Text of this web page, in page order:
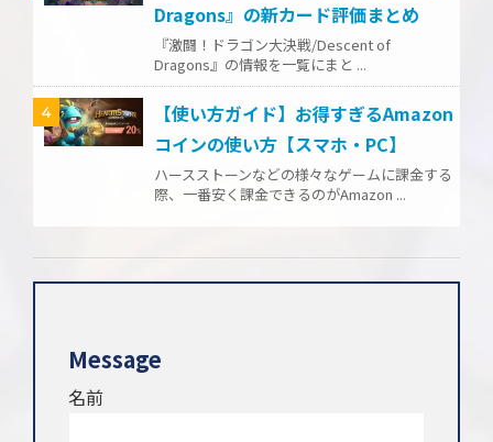
Dragons』の新カード評価まとめ
『激闘！ドラゴン大決戦/Descent of
Dragons』の情報を一覧にまと ...
4
【使い方ガイド】お得すぎるAmazon
コインの使い方【スマホ・PC】
ハースストーンなどの様々なゲームに課金する
際、一番安く課金できるのがAmazon ...
Message
名前